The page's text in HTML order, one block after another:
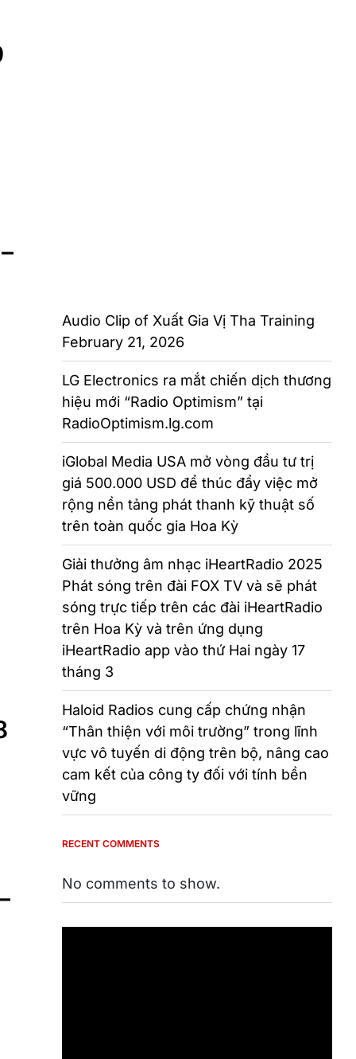
Audio Clip of Xuất Gia Vị Tha Training
February 21, 2026
LG Electronics ra mắt chiến dịch thương
hiệu mới “Radio Optimism” tại
RadioOptimism.lg.com
iGlobal Media USA mở vòng đầu tư trị
giá 500.000 USD để thúc đẩy việc mở
rộng nền tảng phát thanh kỹ thuật số
trên toàn quốc gia Hoa Kỳ
Giải thưởng âm nhạc iHeartRadio 2025
Phát sóng trên đài FOX TV và sẽ phát
sóng trực tiếp trên các đài iHeartRadio
trên Hoa Kỳ và trên ứng dụng
iHeartRadio app vào thứ Hai ngày 17
tháng 3
Haloid Radios cung cấp chứng nhận
“Thân thiện với môi trường” trong lĩnh
vực vô tuyến di động trên bộ, nâng cao
cam kết của công ty đối với tính bền
vững
RECENT COMMENTS
No comments to show.